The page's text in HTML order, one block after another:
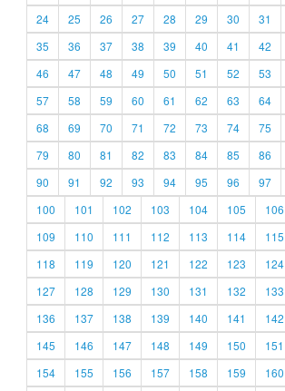
24
25 26 27 28 29 30 31
35
36 37 38 39 40 41 42
46
47 48 49 50 51 52 53
57
58 59 60 61 62 63 64
68
69 70 71 72 73 74 75
79
80 81 82 83 84 85 86
90
91 92 93 94 95 96 97
100
101 102 103 104 105 106
109
110 111 112 113 114 115
118
119 120 121 122 123 124
127
128 129 130 131 132 133
136
137 138 139 140 141 142
145
146 147 148 149 150 151
154
155 156 157 158 159 160